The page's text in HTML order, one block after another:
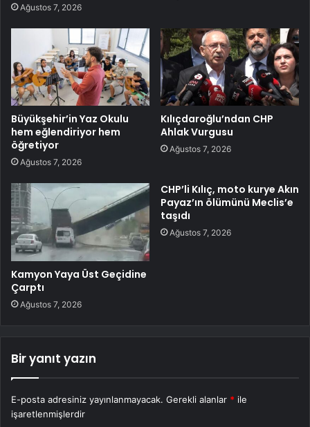
Ağustos 7, 2026
Büyükşehir’in Yaz Okulu
hem eğlendiriyor hem
öğretiyor
Ağustos 7, 2026
Kılıçdaroğlu’ndan CHP
Ahlak Vurgusu
Ağustos 7, 2026
Kamyon Yaya Üst Geçidine
Çarptı
Ağustos 7, 2026
CHP’li Kılıç, moto kurye Akın
Payaz’ın ölümünü Meclis’e
taşıdı
Ağustos 7, 2026
Bir yanıt yazın
E-posta adresiniz yayınlanmayacak. Gerekli alanlar * ile
işaretlenmişlerdir